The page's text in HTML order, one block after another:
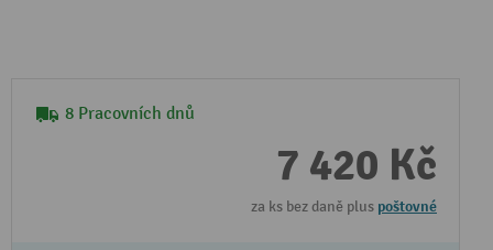
8 Pracovních dnů
7 420 Kč
za ks bez daně plus poštovné